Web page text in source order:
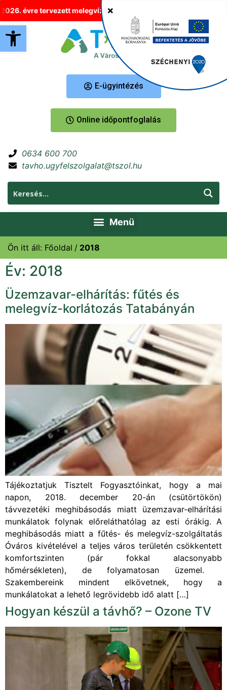
Eszköztár megnyitása
tervezett melegvíz-korlátozások Tatabányán
E-ügyintézés
Online időpontfoglalás
0634 600 700
tavho.ugyfelszolgalat@tszol.hu
Ön itt áll: Főoldal 2018
Év: 2018
Üzemzavar-elhárítás: fűtés és
melegvíz-korlátozás Tatabányán
Tájékoztatjuk Tisztelt Fogyasztóinkat, hogy a mai
napon, 2018. december 20-án (csütörtökön)
távvezetéki meghibásodás miatt üzemzavar-elhárítási
munkálatok folynak előreláthatólag az esti órákig. A
meghibásodás miatt a fűtés- és melegvíz-szolgáltatás
Óváros kivételével a teljes város területén csökkentett
komfortszinten (pár fokkal alacsonyabb
hőmérsékleten), de folyamatosan üzemel.
Szakembereink mindent elkövetnek, hogy a
munkálatokat a lehető legrövidebb idő alatt […]
Hogyan készül a távhő? – Ozone TV